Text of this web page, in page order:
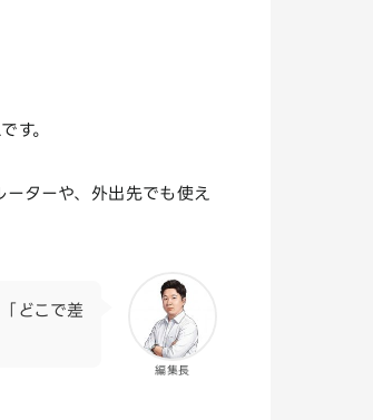
す。
ターや、外出先でも使え
編集長
どこで差